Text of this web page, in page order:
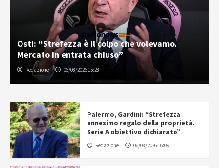
Osti: “Strefezza è il colpo che volevamo.
Mercato in entrata chiuso”
Redazione 06/08/2026 15:28
Palermo, Gardini: “Strefezza
ennesimo regalo della proprietà.
Serie A obiettivo dichiarato”
Redazione 06/08/2026 16:09